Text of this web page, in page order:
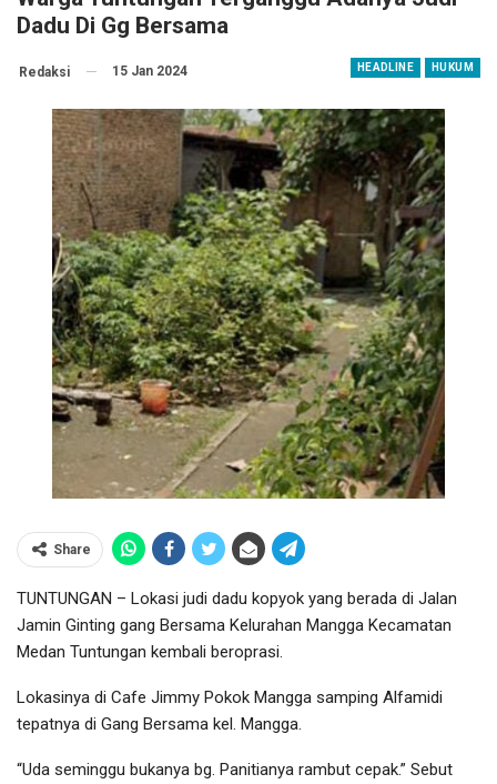
Dadu Di Gg Bersama
HEADLINE HUKUM
Redaksi 15 Jan 2024
Share
TUNTUNGAN – Lokasi judi dadu kopyok yang berada di Jalan
Jamin Ginting gang Bersama Kelurahan Mangga Kecamatan
Medan Tuntungan kembali beroprasi.
Lokasinya di Cafe Jimmy Pokok Mangga samping Alfamidi
tepatnya di Gang Bersama kel. Mangga.
“Uda seminggu bukanya bg. Panitianya rambut cepak.” Sebut